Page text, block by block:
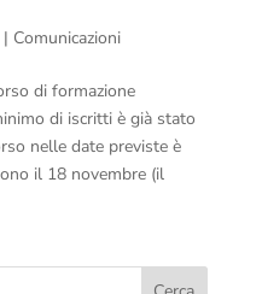
Comunicazioni
di formazione
di iscritti è già stato
nelle date previste è
il 18 novembre (il